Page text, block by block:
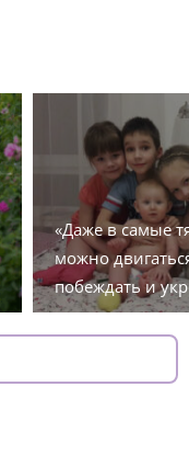
«Даже в самые
можно
побеждать и